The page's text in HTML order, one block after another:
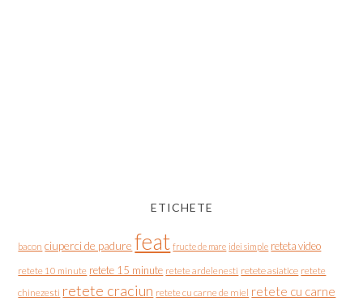
ETICHETE
bacon ciuperci de padure feat fructe de mare idei simple reteta video
retete 10 minute retete 15 minute retete ardelenesti retete asiatice retete
chinezesti retete craciun retete cu carne de miel retete cu carne